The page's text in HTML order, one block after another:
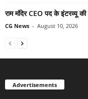
राम मंदिर CEO पद के इंटरव्यू
CG News - August 10, 2026
Advertisements